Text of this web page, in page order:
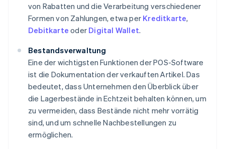
von Rabatten und die Verarbeitung verschiedener
Formen von Zahlungen, etwa per Kreditkarte,
Debitkarte oder Digital Wallet.
Bestandsverwaltung
Eine der wichtigsten Funktionen der POS-Software
ist die Dokumentation der verkauften Artikel. Das
bedeutet, dass Unternehmen den Überblick über
die Lagerbestände in Echtzeit behalten können, um
zu vermeiden, dass Bestände nicht mehr vorrätig
sind, und um schnelle Nachbestellungen zu
ermöglichen.